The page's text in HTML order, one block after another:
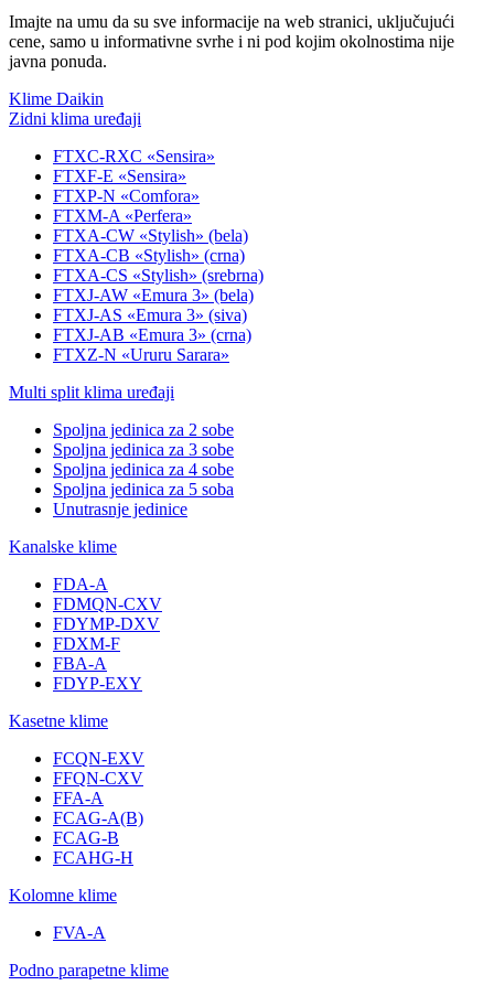
Imajte na umu da su sve informacije na web stranici, uključujući
cene, samo u informativne svrhe i ni pod kojim okolnostima nije
javna ponuda.
Klime Daikin
Zidni klima uređaji
FTXC-RXC «Sensira»
FTXF-E «Sensira»
FTXP-N «Comfora»
FTXM-A «Perfera»
FTXA-CW «Stylish» (bela)
FTXA-CB «Stylish» (crna)
FTXA-CS «Stylish» (srebrna)
FTXJ-AW «Emura 3» (bela)
FTXJ-AS «Emura 3» (siva)
FTXJ-AB «Emura 3» (crna)
FTXZ-N «Ururu Sarara»
Multi split klima uređaji
Spoljna jedinica za 2 sobe
Spoljna jedinica za 3 sobe
Spoljna jedinica za 4 sobe
Spoljna jedinica za 5 soba
Unutrasnje jedinice
Kanalske klime
FDA-A
FDMQN-CXV
FDYMP-DXV
FDXM-F
FBA-A
FDYP-EXY
Kasetne klime
FCQN-EXV
FFQN-CXV
FFA-A
FCAG-A(B)
FCAG-B
FCAHG-H
Kolomne klime
FVA-A
Podno parapetne klime